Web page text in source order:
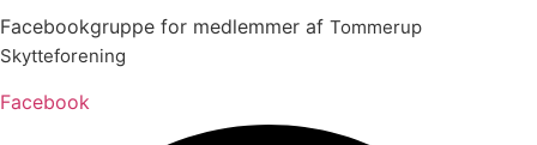
Facebookgruppe for medlemmer af Tommerup
Skytteforening
Facebook